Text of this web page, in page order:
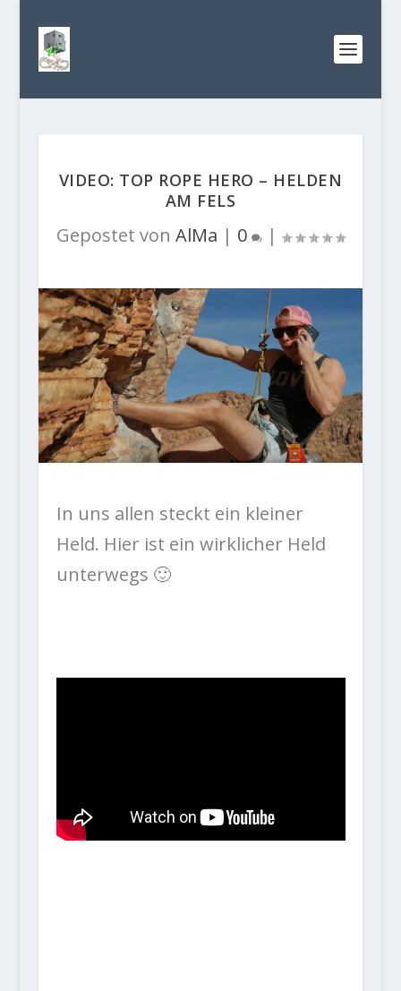
VIDEO: TOP ROPE HERO – HELDEN
AM FELS
Gepostet von AlMa | 0 |
In uns allen steckt ein kleiner
Held. Hier ist ein wirklicher Held
unterwegs 🙂